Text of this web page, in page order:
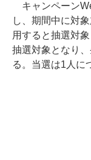
キャンペーン
し、期間中に対
用すると抽選対
抽選対象となり
る。当選は1人に